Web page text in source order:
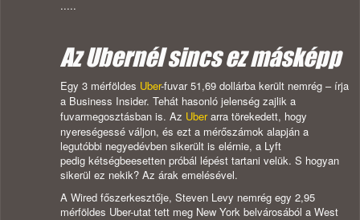
.....
Az Ubernél sincs ez másképp
Egy 3 mérföldes Uber-fuvar 51,69 dollárba került nemrég – írja
a Business Insider. Tehát hasonló jelenség zajlik a
fuvarmegosztásban is. Az Uberarra törekedett, hogy
nyereségessé váljon, és ezt a mérőszámok alapján a
legutóbbi negyedévben sikerült is elérnie, a Lyft
pedig kétségbeesetten próbál lépést tartani velük. S hogyan
sikerül ez nekik? Az árak emelésével.
A Wired főszerkesztője, Steven Levy nemrég egy 2,95
mérföldes Uber-utat tett meg New York belvárosából a West